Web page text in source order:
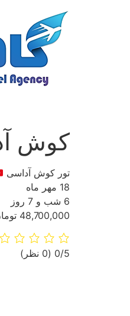
کوش
تور کوش آداسی
18 مهر ماه
6 شب و 7 روز
48,700,000 تومان
‫0/5 ‫(0 نظر)